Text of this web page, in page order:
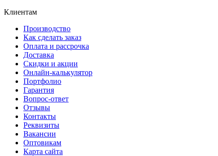
Клиентам
Производство
Как сделать заказ
Оплата и рассрочка
Доставка
Скидки и акции
Онлайн-калькулятор
Портфолио
Гарантия
Вопрос-ответ
Отзывы
Контакты
Реквизиты
Вакансии
Оптовикам
Карта сайта